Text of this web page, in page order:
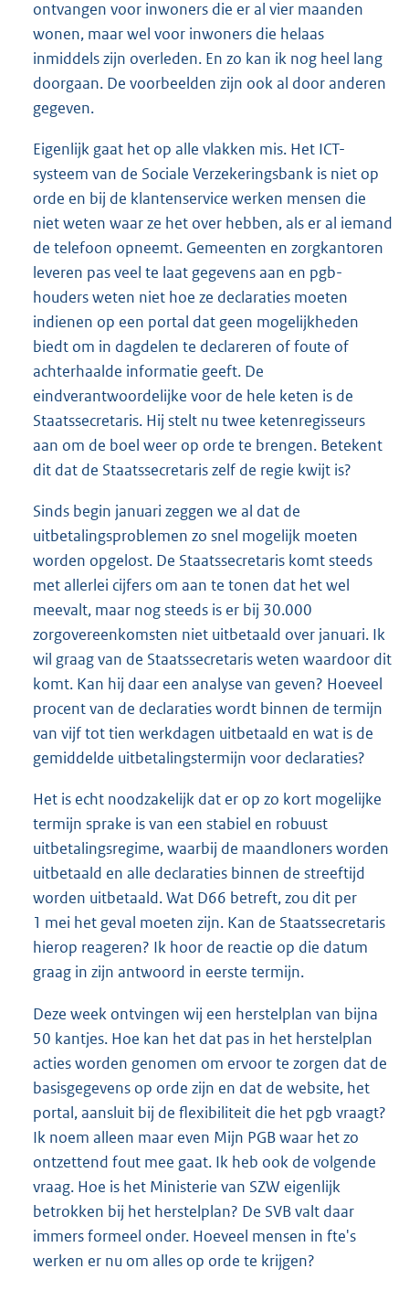
ontvangen voor inwoners die er al vier maanden
wonen, maar wel voor inwoners die helaas
inmiddels zijn overleden. En zo kan ik nog heel lang
doorgaan. De voorbeelden zijn ook al door anderen
gegeven.
Eigenlijk gaat het op alle vlakken mis. Het ICT-
systeem van de Sociale Verzekeringsbank is niet op
orde en bij de klantenservice werken mensen die
niet weten waar ze het over hebben, als er al iemand
de telefoon opneemt. Gemeenten en zorgkantoren
leveren pas veel te laat gegevens aan en pgb-
houders weten niet hoe ze declaraties moeten
indienen op een portal dat geen mogelijkheden
biedt om in dagdelen te declareren of foute of
achterhaalde informatie geeft. De
eindverantwoordelijke voor de hele keten is de
Staatssecretaris. Hij stelt nu twee ketenregisseurs
aan om de boel weer op orde te brengen. Betekent
dit dat de Staatssecretaris zelf de regie kwijt is?
Sinds begin januari zeggen we al dat de
uitbetalingsproblemen zo snel mogelijk moeten
worden opgelost. De Staatssecretaris komt steeds
met allerlei cijfers om aan te tonen dat het wel
meevalt, maar nog steeds is er bij 30.000
zorgovereenkomsten niet uitbetaald over januari. Ik
wil graag van de Staatssecretaris weten waardoor dit
komt. Kan hij daar een analyse van geven? Hoeveel
procent van de declaraties wordt binnen de termijn
van vijf tot tien werkdagen uitbetaald en wat is de
gemiddelde uitbetalingstermijn voor declaraties?
Het is echt noodzakelijk dat er op zo kort mogelijke
termijn sprake is van een stabiel en robuust
uitbetalingsregime, waarbij de maandloners worden
uitbetaald en alle declaraties binnen de streeftijd
worden uitbetaald. Wat D66 betreft, zou dit per
1 mei het geval moeten zijn. Kan de Staatssecretaris
hierop reageren? Ik hoor de reactie op die datum
graag in zijn antwoord in eerste termijn.
Deze week ontvingen wij een herstelplan van bijna
50 kantjes. Hoe kan het dat pas in het herstelplan
acties worden genomen om ervoor te zorgen dat de
basisgegevens op orde zijn en dat de website, het
portal, aansluit bij de flexibiliteit die het pgb vraagt?
Ik noem alleen maar even Mijn PGB waar het zo
ontzettend fout mee gaat. Ik heb ook de volgende
vraag. Hoe is het Ministerie van SZW eigenlijk
betrokken bij het herstelplan? De SVB valt daar
immers formeel onder. Hoeveel mensen in fte's
werken er nu om alles op orde te krijgen?